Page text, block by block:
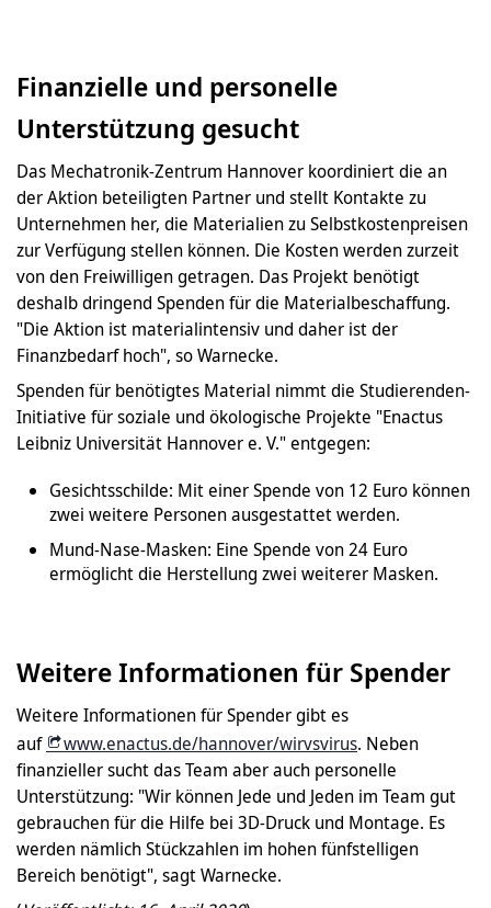
Finanzielle und personelle
Unterstützung gesucht
Das Mechatronik-Zentrum Hannover koordiniert die an
der Aktion beteiligten Partner und stellt Kontakte zu
Unternehmen her, die Materialien zu Selbstkostenpreisen
zur Verfügung stellen können. Die Kosten werden zurzeit
von den Freiwilligen getragen. Das Projekt benötigt
deshalb dringend Spenden für die Materialbeschaffung.
"Die Aktion ist materialintensiv und daher ist der
Finanzbedarf hoch", so Warnecke.
Spenden für benötigtes Material nimmt die Studierenden-
Initiative für soziale und ökologische Projekte "Enactus
Leibniz Universität Hannover e. V." entgegen:
Gesichtsschilde: Mit einer Spende von 12 Euro können
zwei weitere Personen ausgestattet werden.
Mund-Nase-Masken: Eine Spende von 24 Euro
ermöglicht die Herstellung zwei weiterer Masken.
Weitere Informationen für Spender
Weitere Informationen für Spender gibt es
auf
www.enactus.de/hannover/wirvsvirus. Neben
finanzieller sucht das Team aber auch personelle
Unterstützung: "Wir können Jede und Jeden im Team gut
gebrauchen für die Hilfe bei 3D-Druck und Montage. Es
werden nämlich Stückzahlen im hohen fünfstelligen
Bereich benötigt", sagt Warnecke.